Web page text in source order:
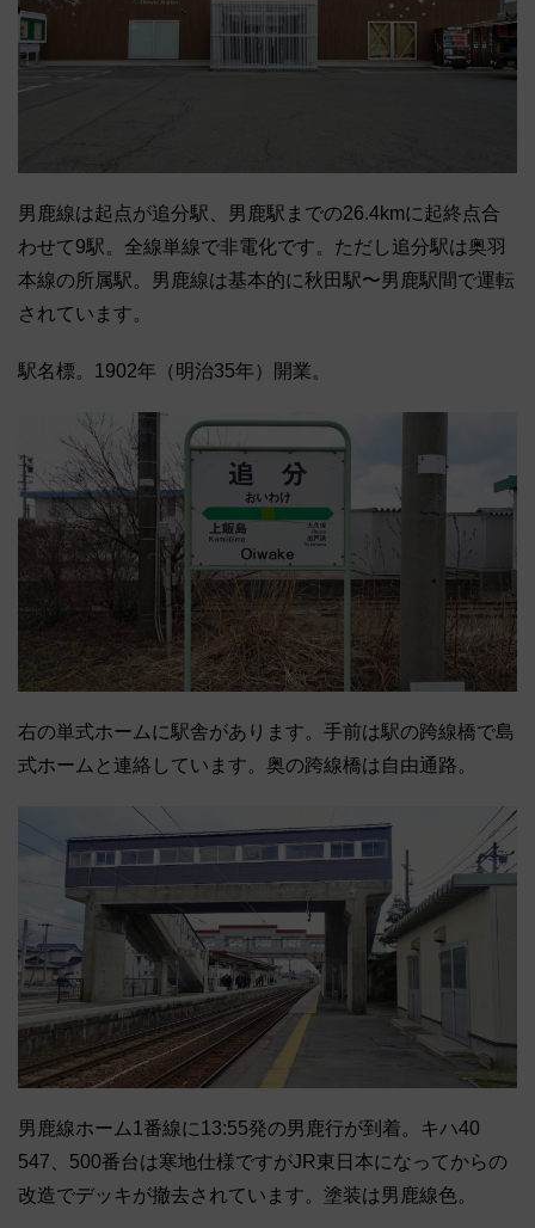
男鹿線は起点が追分駅、男鹿駅までの26.4kmに起終点合
わせて9駅。全線単線で非電化です。ただし追分駅は奥羽
本線の所属駅。男鹿線は基本的に秋田駅〜男鹿駅間で運転
されています。
駅名標。1902年（明治35年）開業。
右の単式ホームに駅舎があります。手前は駅の跨線橋で島
式ホームと連絡しています。奥の跨線橋は自由通路。
男鹿線ホーム1番線に13:55発の男鹿行が到着。キハ40
547、500番台は寒地仕様ですがJR東日本になってからの
改造でデッキが撤去されています。塗装は男鹿線色。